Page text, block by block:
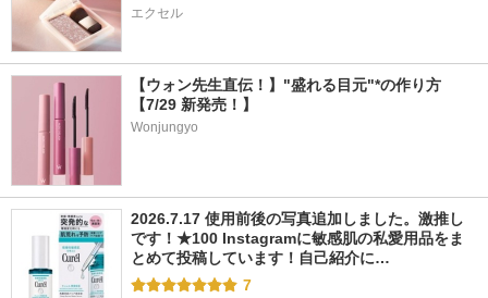
エクセル
【ウォン先生直伝！】"盛れる目元"*の作り方
【7/29 新発売！】
Wonjungyo
2026.7.17 使用前後の写真追加しました。激推し
です！★100 Instagramに敏感肌の私愛用品をま
とめて投稿しています！自己紹介に…
7